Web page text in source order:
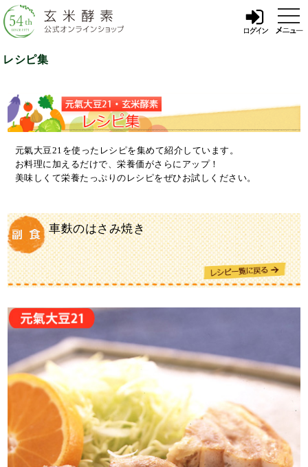
t
o
g
i
レシピ集
元氣大豆21を使ったレシピを集めて紹介しています。
お料理に加えるだけで、栄養価がさらにアップ！
美味しくて栄養たっぷりのレシピをぜひお試しください。
車麩のはさみ焼き